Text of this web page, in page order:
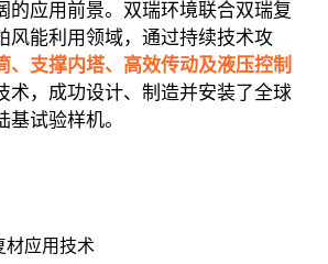
的应用前景。双瑞环境联合双瑞复
风能利用领域，通过持续技术攻
、支撑内塔、高效传动及液压控制
术，成功设计、制造并安装了全球
试验样机。
材应用技术